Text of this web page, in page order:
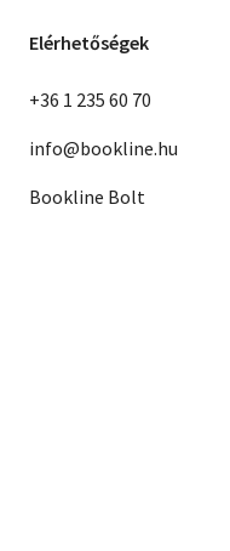
Elérhetőségek
+36 1 235 60 70
info@bookline.hu
Bookline Bolt